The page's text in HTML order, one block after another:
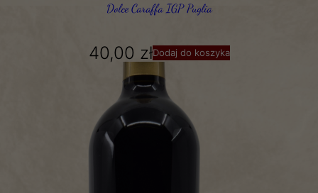
Dolce Caraffa IGP Puglia
40,00 złDodaj do koszyka